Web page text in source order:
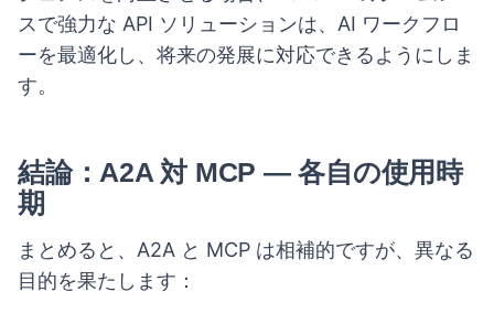
スで強力な API ソリューションは、AI ワークフロ
ーを最適化し、将来の発展に対応できるようにしま
す。
結論：A2A 対 MCP — 各自の使用時
期
まとめると、A2A と MCP は相補的ですが、異なる
目的を果たします：